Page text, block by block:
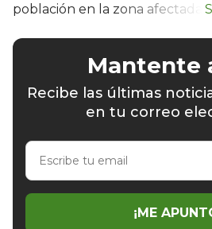
población en la zona afectada.
Mantente
Recibe las últimas
en tu correo
Escribe
email
¡ME